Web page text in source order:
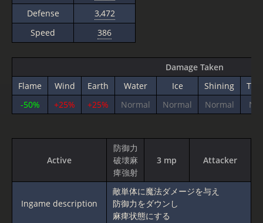
Defense
3,472
Speed
386
Damage Taken
Flame
Wind Earth Water Ice Shining
-50%
+25% +25% Normal Normal Normal
Active
防御力
破壊麻
痺強射
3 mp Attacker
Ingame description
敵単体に魔法ダメージを与え
防御力をダウンし
麻痺状態にする